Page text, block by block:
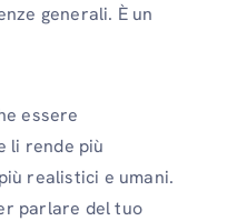
generali. È un
essere
li rende più
realistici e umani.
parlare del tuo